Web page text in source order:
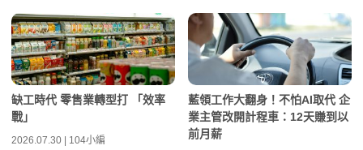
缺工時代 零售業轉型打 「效率
戰」
2026.07.30 | 104小編
藍領工作大翻身！不怕AI取代 企
業主管改開計程車：12天賺到以
前月薪